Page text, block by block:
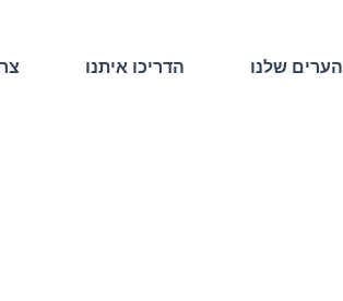
הערים שלנו הדריכו איתנו